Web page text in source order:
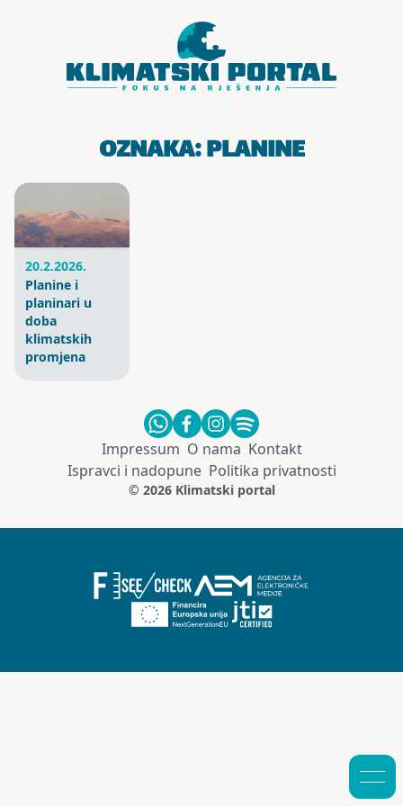
OZNAKA:PLANINE
20.2.2026.
Planine i
planinari u
doba
klimatskih
promjena
Impressum O nama Kontakt
Ispravci i nadopune Politika privatnosti
© 2026 Klimatski portal